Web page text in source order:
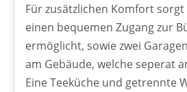
Für zusätzlichen Komfort
einen bequemen Zugang zur
ermöglicht, sowie zwei
am Gebäude, welche seperat
Eine Teeküche und getrennte